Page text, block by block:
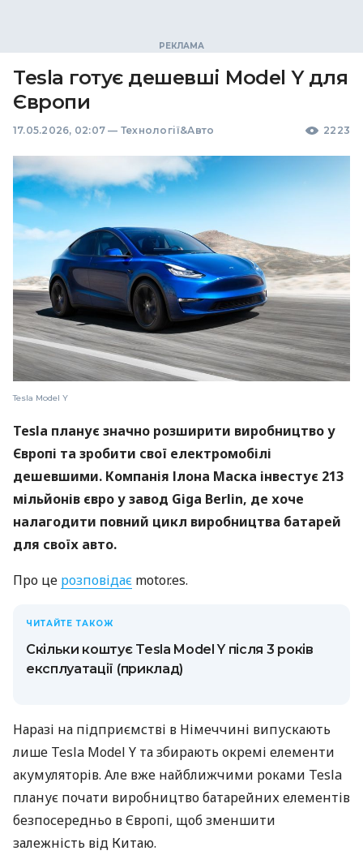
Tesla готує дешевші Model Y для
Європи
17.05.2026, 02:07 — Технології&Авто 2223
Tesla Model Y
Tesla планує значно розширити виробництво у
Європі та зробити свої електромобілі
дешевшими. Компанія Ілона Маска інвестує 213
мільйонів євро у завод Giga Berlin, де хоче
налагодити повний цикл виробництва батарей
для своїх авто.
Про це розповідає motor.es.
ЧИТАЙТЕ ТАКОЖ
Скільки коштує Tesla Model Y після 3 років
експлуатації (приклад)
Наразі на підприємстві в Німеччині випускають
лише Tesla Model Y та збирають окремі елементи
акумуляторів. Але вже найближчими роками Tesla
планує почати виробництво батарейних елементів
безпосередньо в Європі, щоб зменшити
залежність від Китаю.